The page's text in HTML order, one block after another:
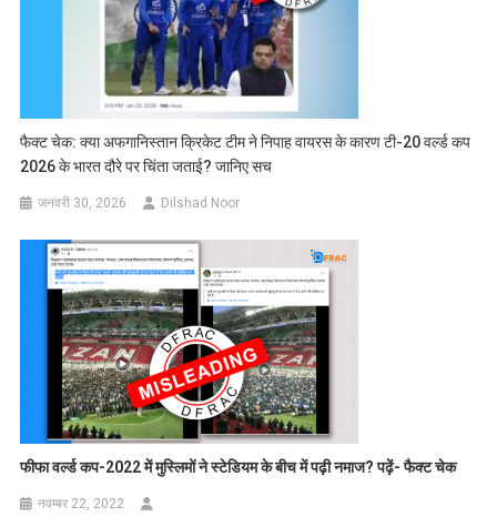
फैक्ट चेक: क्या अफगानिस्तान क्रिकेट टीम ने निपाह वायरस के कारण टी-20 वर्ल्ड कप
2026 के भारत दौरे पर चिंता जताई? जानिए सच
जनवरी 30, 2026 Dilshad Noor
फीफा वर्ल्ड कप-2022 में मुस्लिमों ने स्टेडियम के बीच में पढ़ी नमाज? पढ़ें- फैक्ट चेक
नवम्बर 22, 2022